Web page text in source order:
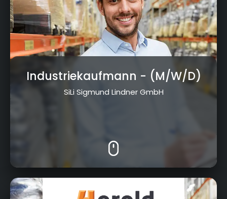
Industriekaufmann - (M/W/D)
SiLi Sigmund Lindner GmbH